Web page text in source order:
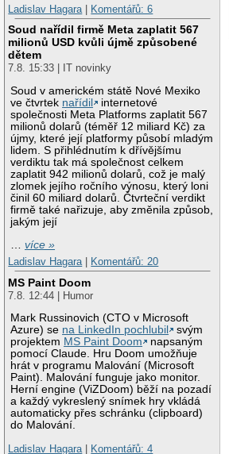
Ladislav Hagara | Komentářů: 6
Soud nařídil firmě Meta zaplatit 567
milionů USD kvůli újmě způsobené
dětem
7.8. 15:33 | IT novinky
Soud v americkém státě Nové Mexiko
ve čtvrtek nařídil
internetové
společnosti Meta Platforms zaplatit 567
milionů dolarů (téměř 12 miliard Kč) za
újmy, které její platformy působí mladým
lidem. S přihlédnutím k dřívějšímu
verdiktu tak má společnost celkem
zaplatit 942 milionů dolarů, což je malý
zlomek jejího ročního výnosu, který loni
činil 60 miliard dolarů. Čtvrteční verdikt
firmě také nařizuje, aby změnila způsob,
jakým její
…více »
Ladislav Hagara| Komentářů: 20
MS Paint Doom
7.8. 12:44 | Humor
Mark Russinovich (CTO v Microsoft
Azure) se na LinkedIn pochlubil
svým
projektem MS Paint Doom
napsaným
pomocí Claude. Hru Doom umožňuje
hrát v programu Malování (Microsoft
Paint). Malování funguje jako monitor.
Herní engine (ViZDoom) běží na pozadí
a každý vykreslený snímek hry vkládá
automaticky přes schránku (clipboard)
do Malování.
Ladislav Hagara| Komentářů: 4